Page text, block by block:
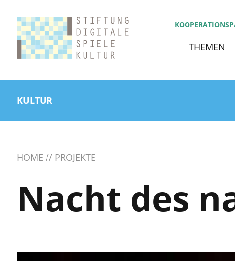
THEMEN
KULTUR
HOME PROJEKTE
Nacht des